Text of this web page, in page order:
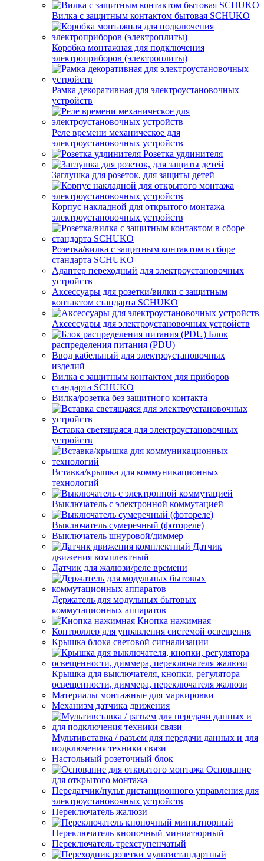
Вилка с защитным контактом бытовая SCHUKO
Коробка монтажная для подключения
электроприборов (электроплиты)
Рамка декоративная для электроустановочных
устройств
Реле времени механическое для
электроустановочных устройств
Розетка удлинителя
Заглушка для розеток, для защиты детей
Корпус накладной для открытого монтажа
электроустановочных устройств
Розетка/вилка с защитным контактом в сборе
стандарта SCHUKO
Адаптер переходный для электроустановочных
устройств
Аксессуары для розетки/вилки с защитным
контактом стандарта SCHUKO
Аксессуары для электроустановочных устройств
Блок
распределения питания (PDU)
Ввод кабельный для электроустановочных
изделий
Вилка с защитным контактом для приборов
стандарта SCHUKO
Вилка/розетка без защитного контакта
Вставка светящаяся для электроустановочных
устройств
Вставка/крышка для коммуникационных
технологий
Выключатель с электронной коммутацией
Выключатель сумеречный (фотореле)
Выключатель шнуровой/диммер
Датчик
движения комплектный
Датчик для жалюзи/реле времени
Держатель для модульных бытовых
коммутационных аппаратов
Кнопка нажимная
Контроллер для управления системой освещения
Крышка блока световой сигнализации
Крышка для выключателя, кнопки, регулятора
освещенности, диммера, переключателя жалюзи
Материалы монтажные для маркировки
Механизм датчика движения
Мультивставка / разъем для передачи данных и для
подключения техники связи
Настольный розеточный блок
Основание
для открытого монтажа
Передатчик/пульт дистанционного управления для
электроустановочных устройств
Переключатель жалюзи
Переключатель кнопочный миниатюрный
Переключатель трехступенчатый